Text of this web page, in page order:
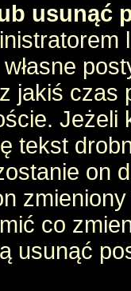
usunąć
jakiś
Jeżeli
tekst
on
co
usunąć